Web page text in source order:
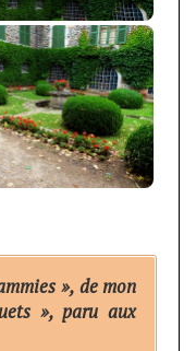
», de mon
», paru aux